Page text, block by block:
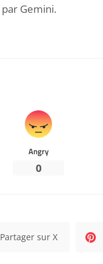
Gemini.
Angry
0
Partager sur X